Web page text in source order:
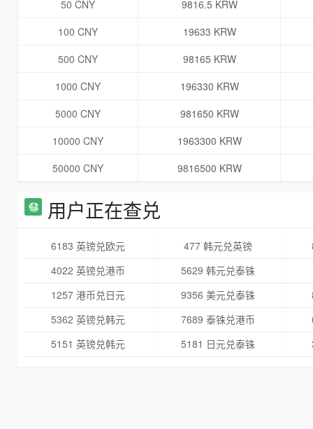
50 CNY
9816.5 KRW
100 CNY
19633 KRW
500 CNY
98165 KRW
1000 CNY
196330 KRW
5000 CNY
981650 KRW
10000 CNY
1963300 KRW
50000 CNY
9816500 KRW
用户正在查兑
6183 英镑兑欧元 477 韩元兑英镑
4022 英镑兑港币
5629 韩元兑泰铢
1257 港币兑日元
9356 美元兑泰铢
5362 英镑兑韩元
7689 泰铢兑港币
5151 英镑兑韩元
5181 日元兑泰铢